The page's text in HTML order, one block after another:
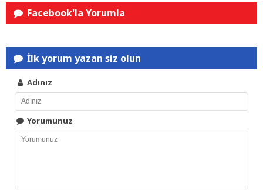
Facebook'la Yorumla
İlk yorum yazan siz olun
Adınız
Yorumunuz